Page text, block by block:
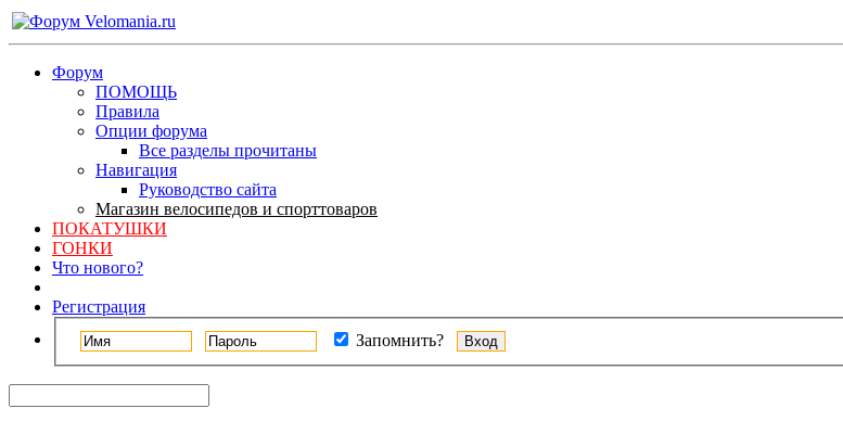
Форум
ПОМОЩЬ
Правила
Опции форума
Все разделы прочитаны
Навигация
Руководство сайта
Магазин велосипедов и спорттоваров
ПОКАТУШКИ
ГОНКИ
Что нового?
Регистрация
Запомнить?